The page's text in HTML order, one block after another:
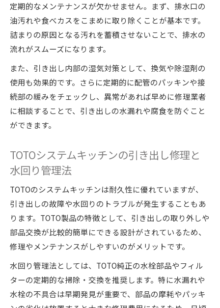
定期的なメンテナンスが欠かせません。まず、排水口の
油汚れや食べカスをこまめに取り除くことが基本です。
詰まりの原因となる汚れを蓄積させないことで、排水の
流れがスムーズになります。
また、引き出し内部の湿気対策として、換気や除湿剤の
使用も効果的です。さらに定期的に配管のパッキンや接
続部の緩みをチェックし、異常があれば早めに修理業者
に相談することで、引き出しの水漏れや腐食を防ぐこと
ができます。
TOTOシステムキッチンの引き出し修理と
水回り管理法
TOTOのシステムキッチンは耐久性に優れていますが、
引き出しの故障や水回りのトラブルが発生することもあ
ります。TOTO製品の特徴として、引き出しの取り外しや
部品交換が比較的簡単にできる設計がされているため、
修理やメンテナンスがしやすいのがメリットです。
水回り管理法としては、TOTO純正の水栓部品やフィル
ターの定期的な掃除・交換を推奨します。特に水漏れや
水栓の不具合は早期発見が重要で、部品の摩耗やパッキ